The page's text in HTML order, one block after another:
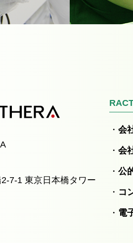
7-1 東京日本橋タワー
会
会
公
コ
電